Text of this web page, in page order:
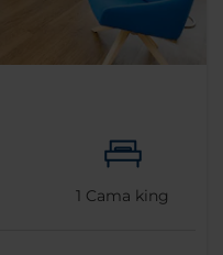
1 Cama king